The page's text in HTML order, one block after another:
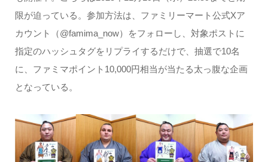
限が迫っている。参加方法は、ファミリーマート公式Xア
カウント（@famima_now）をフォローし、対象ポストに
指定のハッシュタグをリプライするだけで、抽選で10名
に、ファミマポイント10,000円相当が当たる太っ腹な企画
となっている。